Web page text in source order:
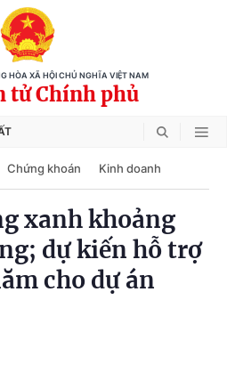
HÒA XÃ HỘI CHỦ NGHĨA VIỆT NAM
tử Chính phủ
Chứng khoán Kinh doanh
xanh khoảng
dự kiến hỗ trợ
cho dự án